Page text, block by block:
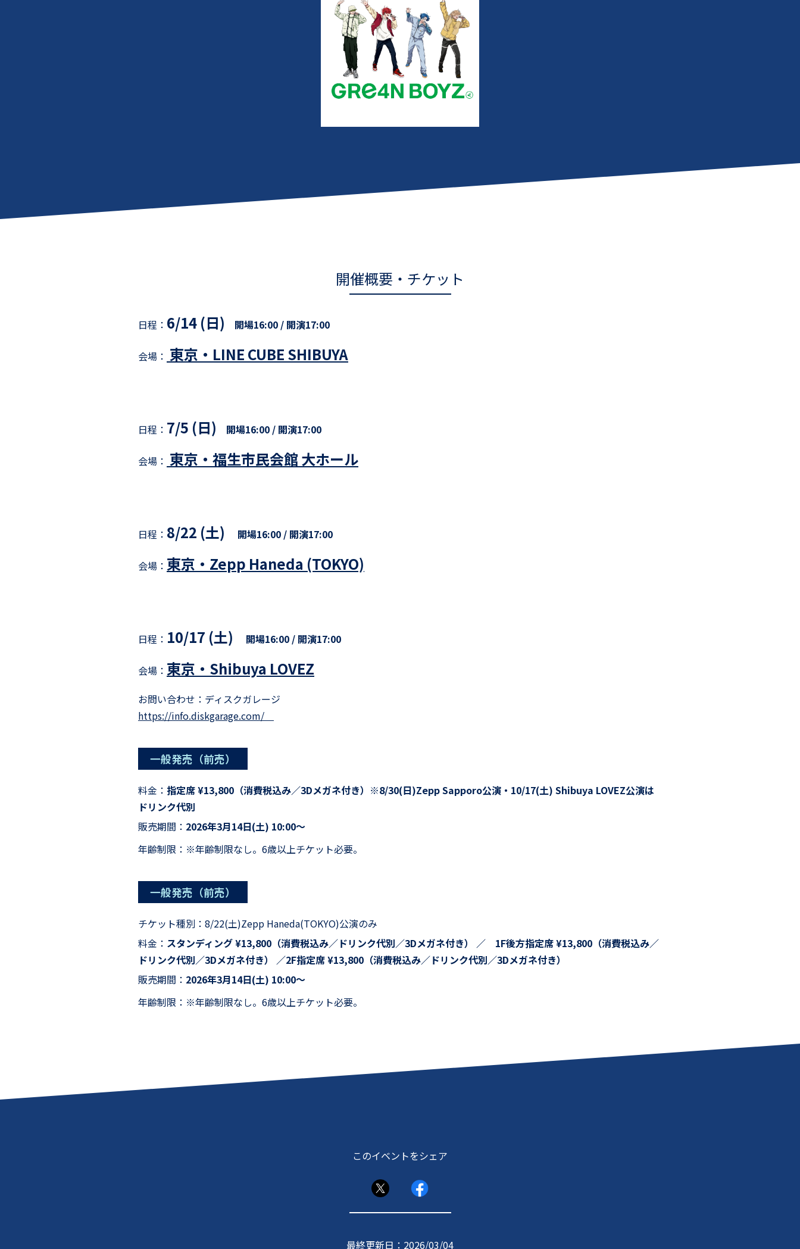
開催概要・チケット
日程： 6/14 (日) 開場16:00 / 開演17:00
会場： 東京・LINE CUBE SHIBUYA
日程： 7/5 (日) 開場16:00 / 開演17:00
会場： 東京・福生市民会館 大ホール
日程： 8/22 (土) 開場16:00 / 開演17:00
会場： 東京・Zepp Haneda (TOKYO)
日程： 10/17 (土) 開場16:00 / 開演17:00
会場： 東京・Shibuya LOVEZ
お問い合わせ： ディスクガレージ
https://info.diskgarage.com/
一般発売（前売）
料金： 指定席 ¥13,800（消費税込み／3Dメガネ付き）※8/30(日)Zepp Sapporo公演・10/17(土) Shibuya LOVEZ公演は
ドリンク代別
販売期間： 2026年3月14日(土) 10:00～
年齢制限：※年齢制限なし。6歳以上チケット必要。
一般発売（前売）
チケット種別： 8/22(土)Zepp Haneda(TOKYO)公演のみ
料金： スタンディング ¥13,800（消費税込み／ドリンク代別／3Dメガネ付き） ／ 1F後方指定席 ¥13,800（消費税込み／
ドリンク代別／3Dメガネ付き） ／2F指定席 ¥13,800（消費税込み／ドリンク代別／3Dメガネ付き）
販売期間： 2026年3月14日(土) 10:00～
年齢制限：※年齢制限なし。6歳以上チケット必要。
このイベントをシェア
最終更新日：2026/03/04